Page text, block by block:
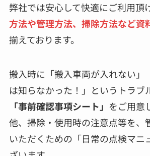
弊社では安心して快適にご利用頂
方法や管理方法、掃除方法など資
揃えております。
搬入時に「搬入車両が入れない」
は知らなかった！」というトラブ
「事前確認事項シート」 をご用意
他、掃除・使用時の注意点等を、
いただくための「日常の点検マニ